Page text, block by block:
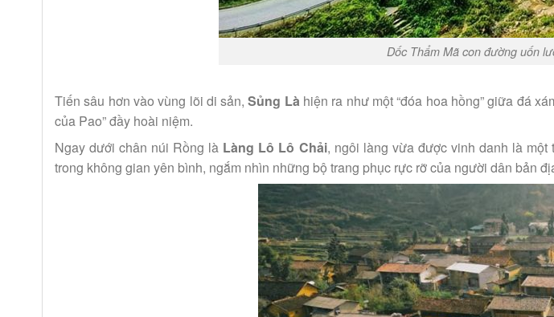
Dốc Thẩm Mã con đường uốn
Tiến sâu hơn vào vùng lõi di sản,Sủng Làhiện ra như một “đóa hoa hồng” giữa đá
của Pao” đầy hoài niệm.
Ngay dưới chân núi Rồng là Làng Lô Lô Chải, ngôi làng vừa được vinh danh là
trong không gian yên bình, ngắm nhìn những bộ trang phục rực rỡ của người dân bản